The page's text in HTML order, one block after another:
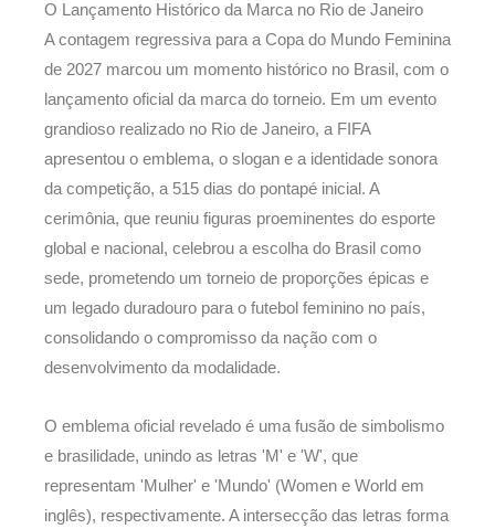
O Lançamento Histórico da Marca no Rio de Janeiro
A contagem regressiva para a Copa do Mundo Feminina
de 2027 marcou um momento histórico no Brasil, com o
lançamento oficial da marca do torneio. Em um evento
grandioso realizado no Rio de Janeiro, a FIFA
apresentou o emblema, o slogan e a identidade sonora
da competição, a 515 dias do pontapé inicial. A
cerimônia, que reuniu figuras proeminentes do esporte
global e nacional, celebrou a escolha do Brasil como
sede, prometendo um torneio de proporções épicas e
um legado duradouro para o futebol feminino no país,
consolidando o compromisso da nação com o
desenvolvimento da modalidade.
O emblema oficial revelado é uma fusão de simbolismo
e brasilidade, unindo as letras 'M' e 'W', que
representam 'Mulher' e 'Mundo' (Women e World em
inglês), respectivamente. A intersecção das letras forma